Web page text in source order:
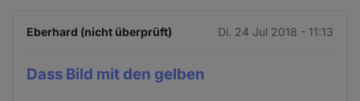
Eberhard (nicht überprüft) Di. 24 Jul 2018 - 11:13
Dass Bild mit den gelben